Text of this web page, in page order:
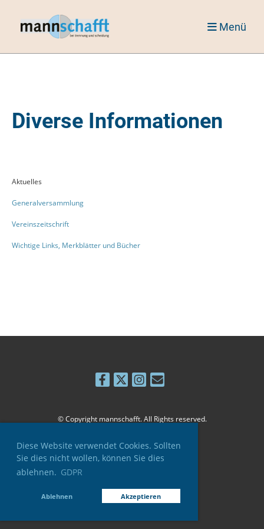
Diese Website verwendet Cookies. Sollten
Sie dies nicht wollen, können Sie dies
ablehnen. GDPR
Ablehnen Akzeptieren
Menü
Diverse Informationen
Aktuelles
Generalversammlung
Vereinszeitschrift
Wichtige Links, Merkblätter und Bücher
© Copyright mannschafft. All Rights reserved.